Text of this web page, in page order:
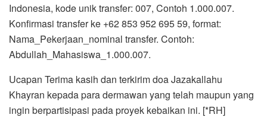
Indonesia, kode unik transfer: 007, Contoh 1.000.007.
Konfirmasi transfer ke +62 853 952 695 59, format:
Nama_Pekerjaan_nominal transfer. Contoh:
Abdullah_Mahasiswa_1.000.007.
Ucapan Terima kasih dan terkirim doa Jazakallahu
Khayran kepada para dermawan yang telah maupun yang
ingin berpartisipasi pada proyek kebaikan ini. [*RH]